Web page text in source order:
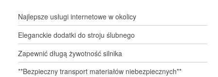
Najlepsze usługi internetowe w okolicy
Eleganckie dodatki do stroju ślubnego
Zapewnić długą żywotność silnika
**Bezpieczny transport materiałów niebezpiecznych**